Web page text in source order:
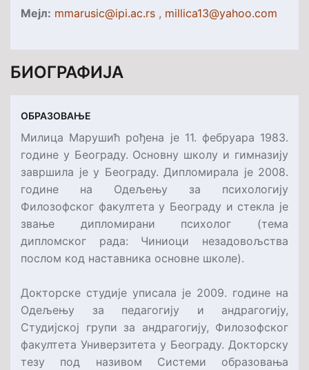
Мejл: mmarusic@ipi.ac.rs , millica13@yahoo.com
БИОГРАФИЈА
ОБРАЗОВАЊЕ
Милица Марушић рођена је 11. фебруара 1983.
године у Београду. Основну школу и гимназију
завршила је у Београду. Дипломирала је 2008.
године на Одељењу за психологију
Филозофског факултета у Београду и стекла је
звање дипломирани психолог (тема
дипломског рада: Чиниоци незадовољства
послом код наставника основне школе).
Докторске студије уписала је 2009. године на
Одељењу за педагогију и андрагогију,
Студијској групи за андрагогију, Филозофског
факултета Универзитета у Београду. Докторску
тезу под називом Системи образовања